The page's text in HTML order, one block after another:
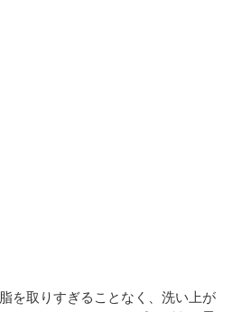
を取りすぎることなく、洗い上が